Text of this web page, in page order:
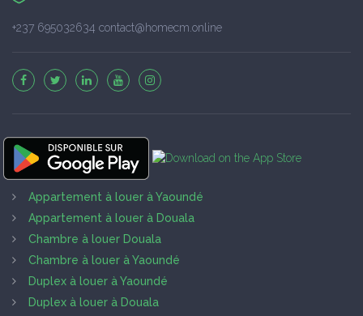
+237 695032634 contact@homecm.online
Appartement à louer à Yaoundé
Appartement à louer à Douala
Chambre à louer Douala
Chambre à louer à Yaoundé
Duplex à louer à Yaoundé
Duplex à louer à Douala